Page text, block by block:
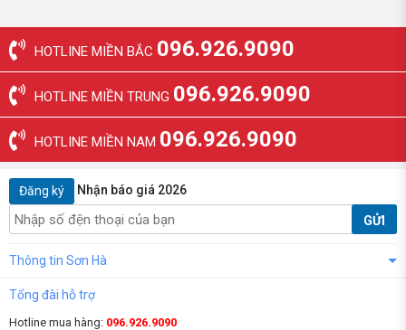
HOTLINE MIỀN BẮC 096.926.9090
HOTLINE MIỀN TRUNG 096.926.9090
HOTLINE MIỀN NAM 096.926.9090
Đăng ký Nhận báo giá 2026
GỬI
Thông tin Sơn Hà
Tổng đài hỗ trợ
Hotline mua hàng: 096.926.9090